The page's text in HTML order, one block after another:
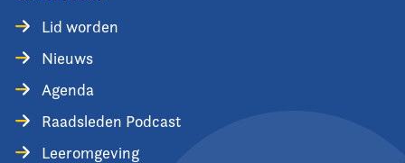
Lid worden
Nieuws
Agenda
Raadsleden Podcast
Leeromgeving